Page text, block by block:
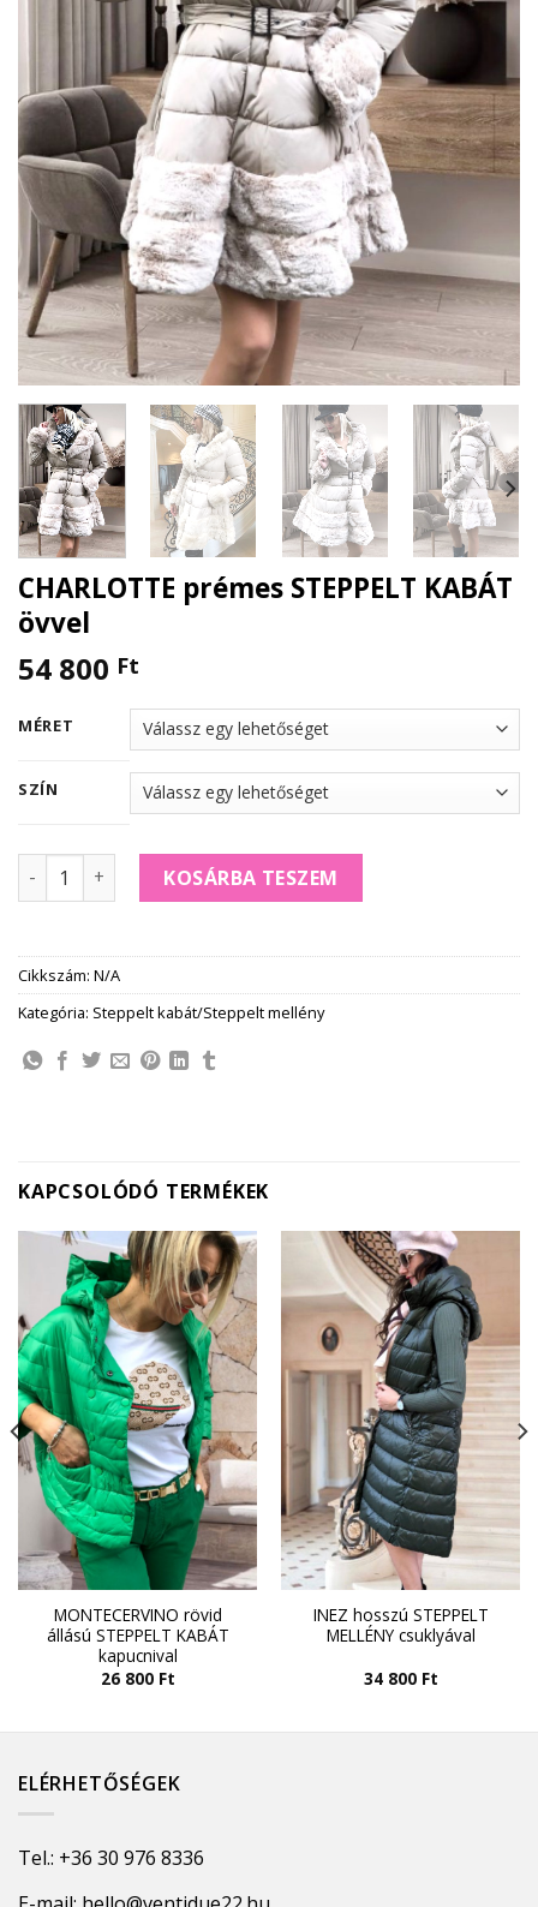
CHARLOTTE prémes STEPPELT KABÁT
övvel
54 800 Ft
MÉRET
SZÍN
CHARLOTTE prémes STEPPELT KABÁT övvel mennyiség
KOSÁRBA TESZEM
Cikkszám: N/A
Kategória: Steppelt kabát/Steppelt mellény
KAPCSOLÓDÓ TERMÉKEK
MONTECERVINO rövid
állású STEPPELT KABÁT
kapucnival
26 800 Ft
INEZ hosszú STEPPELT
MELLÉNY csuklyával
34 800 Ft
ELÉRHETŐSÉGEK
Tel.: +36 30 976 8336